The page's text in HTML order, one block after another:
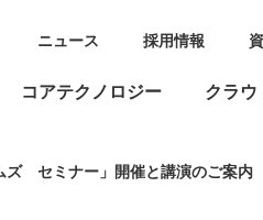
コアテクノロジー クラ
ニュース 採用情報
ズ セミナー」開催と講演のご案内